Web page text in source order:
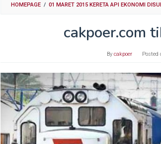
HOMEPAGE / 01 MARET 2015 KERETA API EKONOMI
cakpoer.com
By cakpoer Posted